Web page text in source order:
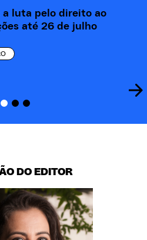
a luta pelo direito ao
até 26 de julho
DO EDITOR